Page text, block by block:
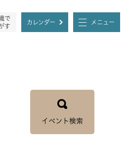
で
す
カレンダー メニュー
イベント検索